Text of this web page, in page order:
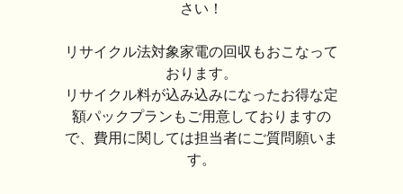
さい！
リサイクル法対象家電の回収もおこなって
おります。
リサイクル料が込み込みになったお得な定
額パックプランもご用意しておりますの
で、費用に関しては担当者にご質問願いま
す。